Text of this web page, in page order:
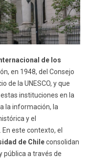
de los
en 1948, del Consejo
de la UNESCO, y que
instituciones en la
la información, la
y el
este contexto, el
de Chileconsolidan
pública a través de